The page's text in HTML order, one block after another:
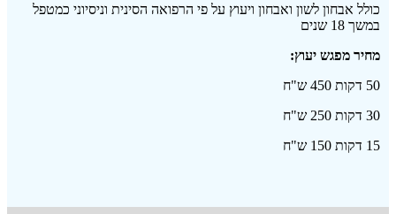
כולל אבחון לשון ואבחון ויעוץ על פי הרפואה הסינית וניסיוני כמטפל
במשך 18 שנים
מחיר מפגש יעוץ:
50 דקות 450 ש"ח
30 דקות 250 ש"ח
15 דקות 150 ש"ח